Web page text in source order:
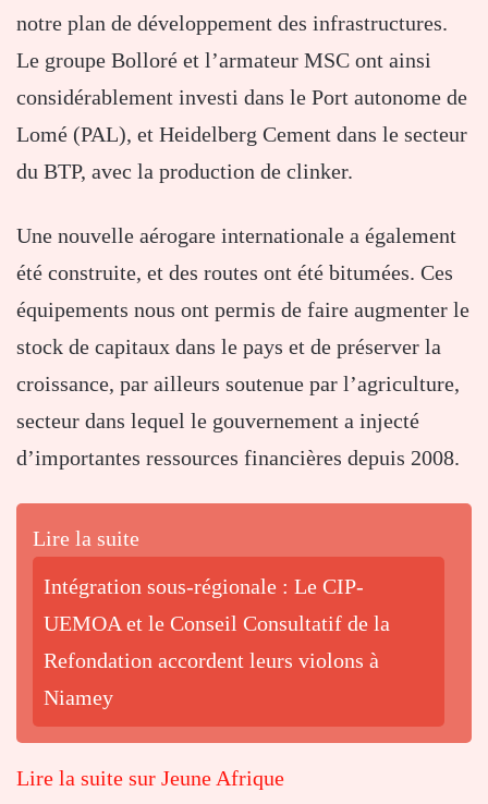
notre plan de développement des infrastructures.
Le groupe Bolloré et l’armateur MSC ont ainsi
considérablement investi dans le Port autonome de
Lomé (PAL), et Heidelberg Cement dans le secteur
du BTP, avec la production de clinker.
Une nouvelle aérogare internationale a également
été construite, et des routes ont été bitumées. Ces
équipements nous ont permis de faire augmenter le
stock de capitaux dans le pays et de préserver la
croissance, par ailleurs soutenue par l’agriculture,
secteur dans lequel le gouvernement a injecté
d’importantes ressources financières depuis 2008.
Lire la suite
Intégration sous-régionale : Le CIP-
UEMOA et le Conseil Consultatif de la
Refondation accordent leurs violons à
Niamey
Lire la suite sur Jeune Afrique